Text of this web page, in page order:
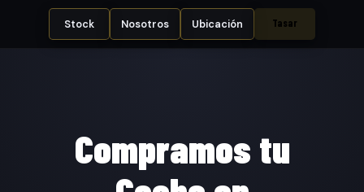
Stock Nosotros Ubicación Tasar
Compramos tu